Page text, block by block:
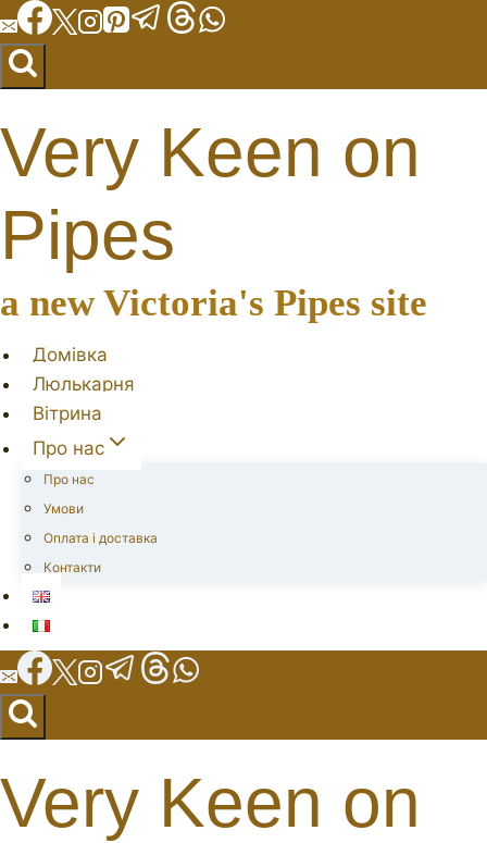
Перейти
до
вмісту
Very Keen on
Pipes
a new Victoria's Pipes site
Домівка
Люлькарня
Вітрина
Про нас
Про нас
Умови
Оплата і доставка
Контакти
Very Keen on